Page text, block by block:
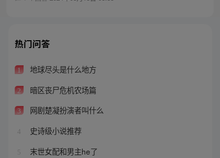
热门问答
1 地球尽头是什么地方
2 暗区丧尸危机农场篇
3 网剧楚凝扮演者叫什么
4 史诗级小说推荐
5 末世女配和男主he了